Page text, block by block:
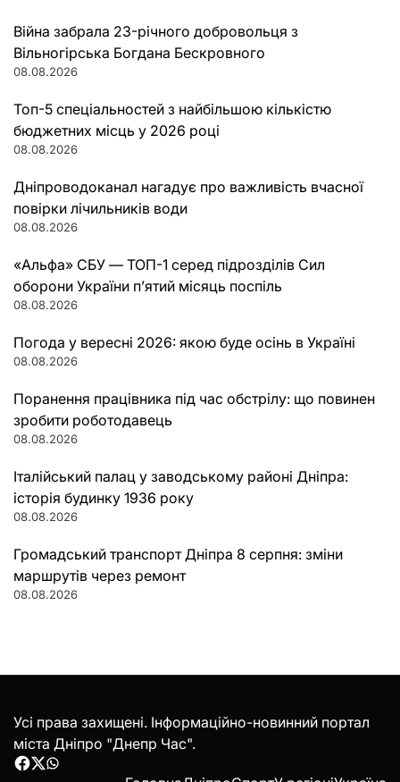
Війна забрала 23-річного добровольця з
Вільногірська Богдана Бескровного
08.08.2026
Топ-5 спеціальностей з найбільшою кількістю
бюджетних місць у 2026 році
08.08.2026
Дніпроводоканал нагадує про важливість вчасної
повірки лічильників води
08.08.2026
«Альфа» СБУ — ТОП-1 серед підрозділів Сил
оборони України п’ятий місяць поспіль
08.08.2026
Погода у вересні 2026: якою буде осінь в Україні
08.08.2026
Поранення працівника під час обстрілу: що повинен
зробити роботодавець
08.08.2026
Італійський палац у заводському районі Дніпра:
історія будинку 1936 року
08.08.2026
Громадський транспорт Дніпра 8 серпня: зміни
маршрутів через ремонт
08.08.2026
Усі права захищені. Інформаційно-новинний портал
міста Дніпро "Днепр Час".
Facebook
Twitter
WhatsApp